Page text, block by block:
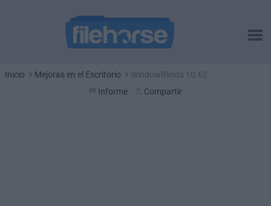
Inicio Mejoras en el Escritorio
WindowBlinds 10.62
Informe
Compartir